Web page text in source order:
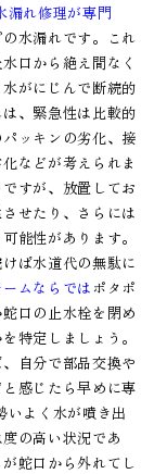
漏れ修理が専門
水漏れです。これ
口から絶え間なく
がにじんで断続的
、緊急性は比較的
ッキンの劣化、接
などが考えられま
すが、放置してお
せたり、さらには
能性があります。
ば水道代の無駄に
ムならでは ポタポ
口の止水栓を閉め
特定しましょう。
自分で部品交換や
感じたら早めに専
いよく水が噴き出
の高い状況であ
蛇口から外れてし